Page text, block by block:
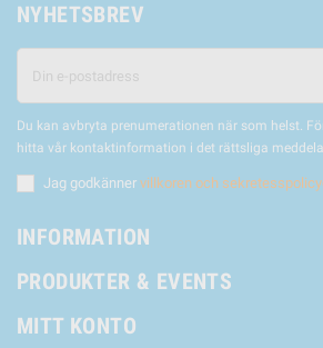
NYHETSBREV
Du kan avbryta prenumerationen när som helst.
hitta vår kontaktinformation i det rättsliga
Jag godkänner villkoren och
INFORMATION
PRODUKTER & EVENTS
MITT KONTO